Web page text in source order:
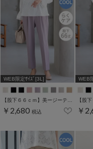
WEB限定ｻｲｽﾞ[3L]
￥2,680 税込
WEB
￥